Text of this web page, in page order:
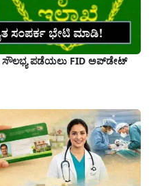
ಸೌಲಭ್ಯ ಪಡೆಯಲು FID ಅಪ್‌ಡೇಟ್